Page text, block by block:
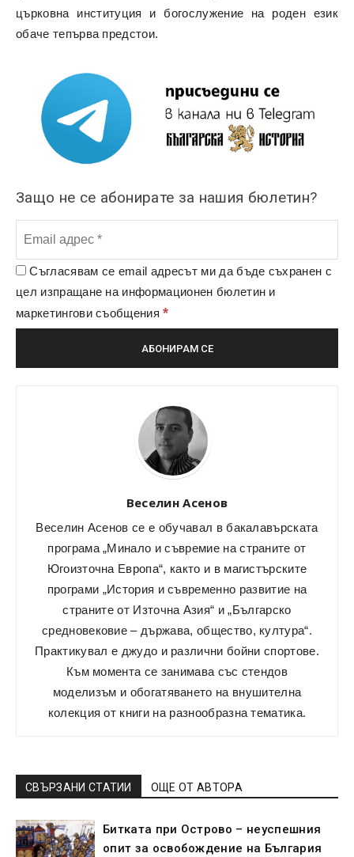
църковна институция и богослужение на роден език
обаче тепърва предстои.
Защо не се абонирате за нашия бюлетин?
Съгласявам се email адресът ми да бъде съхранен с
цел изпращане на информационен бюлетин и
маркетингови съобщения*
Веселин Асенов
Веселин Асенов се е обучавал в бакалавърската
програма „Минало и съвремие на страните от
Югоизточна Европа“, както и в магистърските
програми „История и съвременно развитие на
страните от Източна Азия“ и „Българско
средновековие – държава, общество, култура“.
Практикувал е джудо и различни бойни спортове.
Към момента се занимава със стендов
моделизъм и обогатяването на внушителна
колекция от книги на разнообразна тематика.
СВЪРЗАНИ СТАТИИ ОЩЕ ОТ АВТОРА
Битката при Острово – неуспешния
опит за освобождение на България